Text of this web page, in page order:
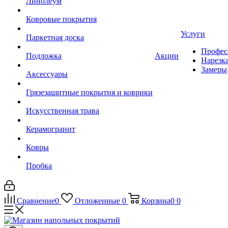
Ковровые покрытия
Паркетная доска
Подложка
Аксессуары
Грязезащитные покрытия и коврики
Искусственная трава
Керамогранит
Ковры
Пробка
Акции
Услуги
Замеры
Сравнение0 Отложенные 0 Корзина0 0